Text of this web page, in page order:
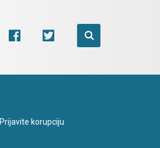
Prijavite korupciju